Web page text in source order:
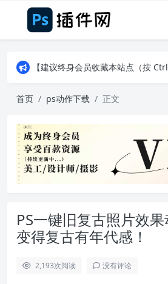
【建议终身会员收藏本站点（按 Ctrl + D）】PS插件网工作
【建议终身会员收藏本站点（按 Ctrl + D）】PS插件网工作
首页 ps动作下载 正文
PS一键旧复古照片效
变得复古有年代感！
2,193次阅读 没有评论